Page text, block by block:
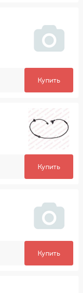
Купить
Купить
Купить